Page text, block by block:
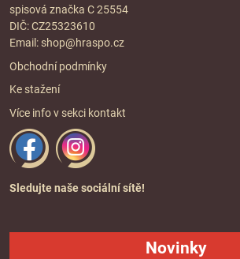
spisová značka C 25554
DIČ: CZ25323610
Email: shop@hraspo.cz
Obchodní podmínky
Ke stažení
Více info v sekci kontakt
Sledujte naše sociální sítě!
Novinky